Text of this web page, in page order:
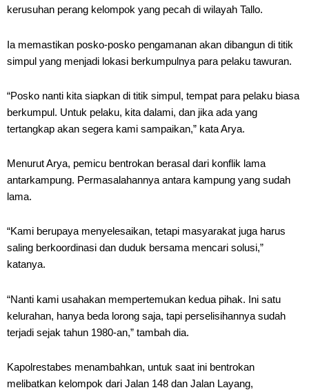
kerusuhan perang kelompok yang pecah di wilayah Tallo.
Ia memastikan posko-posko pengamanan akan dibangun di titik
simpul yang menjadi lokasi berkumpulnya para pelaku tawuran.
“Posko nanti kita siapkan di titik simpul, tempat para pelaku biasa
berkumpul. Untuk pelaku, kita dalami, dan jika ada yang
tertangkap akan segera kami sampaikan,” kata Arya.
Menurut Arya, pemicu bentrokan berasal dari konflik lama
antarkampung. Permasalahannya antara kampung yang sudah
lama.
“Kami berupaya menyelesaikan, tetapi masyarakat juga harus
saling berkoordinasi dan duduk bersama mencari solusi,”
katanya.
“Nanti kami usahakan mempertemukan kedua pihak. Ini satu
kelurahan, hanya beda lorong saja, tapi perselisihannya sudah
terjadi sejak tahun 1980-an,” tambah dia.
Kapolrestabes menambahkan, untuk saat ini bentrokan
melibatkan kelompok dari Jalan 148 dan Jalan Layang,